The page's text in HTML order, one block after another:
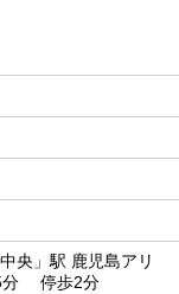
央」駅 鹿児島アリ
分 停歩2分